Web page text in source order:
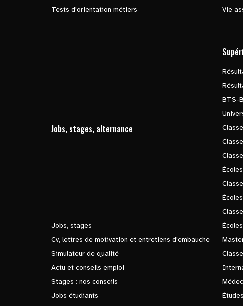
Tests d'orientation métiers
Vie
Jobs, stages, alternance
Jobs, stages
Cv, lettres de motivation et entretiens d'embauche
Simulateur de qualité
Actu et conseils emploi
Stages : nos conseils
Jobs étudiants
BTS-